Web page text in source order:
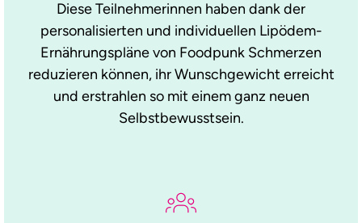
Diese Teilnehmerinnen haben dank der
personalisierten und individuellen Lipödem-
Ernährungspläne von Foodpunk Schmerzen
reduzieren können, ihr Wunschgewicht erreicht
und erstrahlen so mit einem ganz neuen
Selbstbewusstsein.